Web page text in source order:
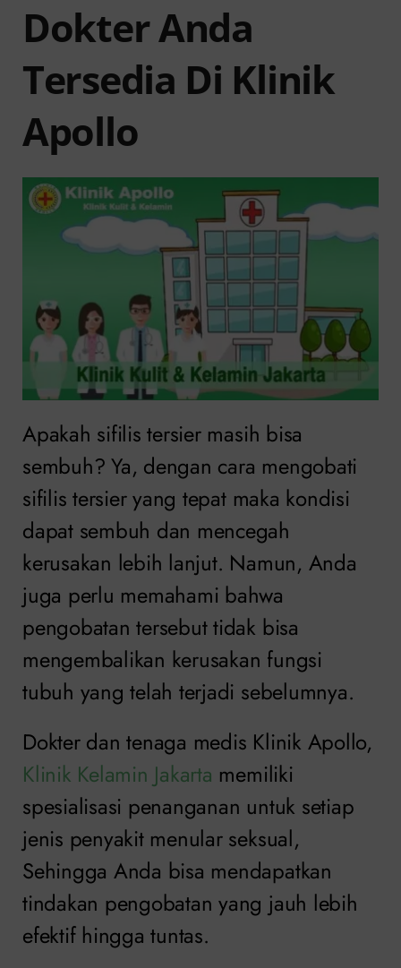
Dokter Anda
Tersedia Di Klinik
Apollo
Apakah sifilis tersier masih bisa
sembuh? Ya, dengan cara mengobati
sifilis tersier yang tepat maka kondisi
dapat sembuh dan mencegah
kerusakan lebih lanjut. Namun, Anda
juga perlu memahami bahwa
pengobatan tersebut tidak bisa
mengembalikan kerusakan fungsi
tubuh yang telah terjadi sebelumnya.
Dokter dan tenaga medis Klinik Apollo,
Klinik Kelamin Jakarta memiliki
spesialisasi penanganan untuk setiap
jenis penyakit menular seksual,
Sehingga Anda bisa mendapatkan
tindakan pengobatan yang jauh lebih
efektif hingga tuntas.